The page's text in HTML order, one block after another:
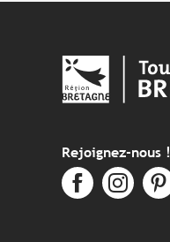
Rejoignez-nous !